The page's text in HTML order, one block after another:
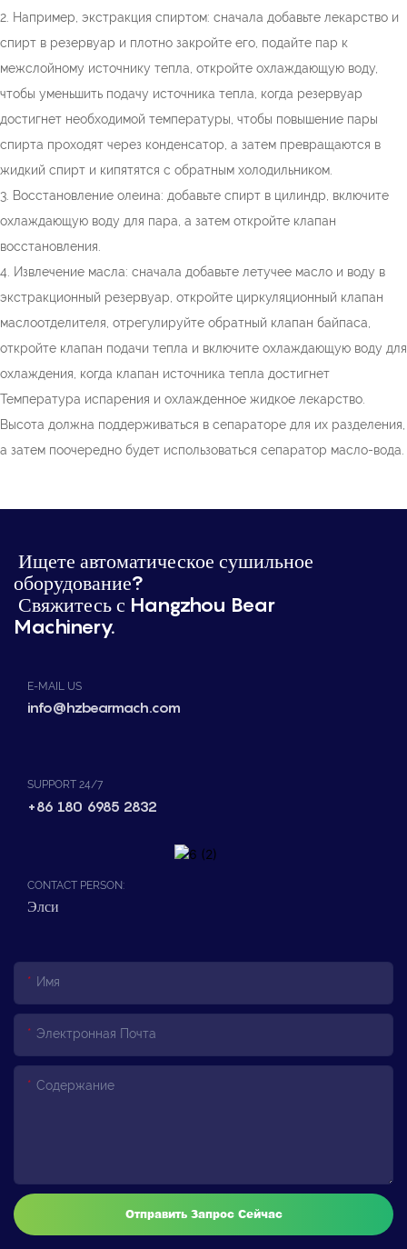
2. Например, экстракция спиртом: сначала добавьте лекарство и
спирт в резервуар и плотно закройте его, подайте пар к
межслойному источнику тепла, откройте охлаждающую воду,
чтобы уменьшить подачу источника тепла, когда резервуар
достигнет необходимой температуры, чтобы повышение пары
спирта проходят через конденсатор, а затем превращаются в
жидкий спирт и кипятятся с обратным холодильником.
3. Восстановление олеина: добавьте спирт в цилиндр, включите
охлаждающую воду для пара, а затем откройте клапан
восстановления.
4. Извлечение масла: сначала добавьте летучее масло и воду в
экстракционный резервуар, откройте циркуляционный клапан
маслоотделителя, отрегулируйте обратный клапан байпаса,
откройте клапан подачи тепла и включите охлаждающую воду для
охлаждения, когда клапан источника тепла достигнет
Температура испарения и охлажденное жидкое лекарство.
Высота должна поддерживаться в сепараторе для их разделения,
а затем поочередно будет использоваться сепаратор масло-вода.
Ищете автоматическое сушильное
оборудование?
Свяжитесь с Hangzhou Bear
Machinery.
E-MAIL US
info@hzbearmach.com
SUPPORT 24/7
+86 180 6985 2832
CONTACT PERSON:
Элси
Имя
Электронная Почта
Содержание
Отправить Запрос Сейчас